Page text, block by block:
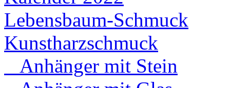
Lebensbaum-Schmuck
Kunstharzschmuck
Anhänger mit Stein